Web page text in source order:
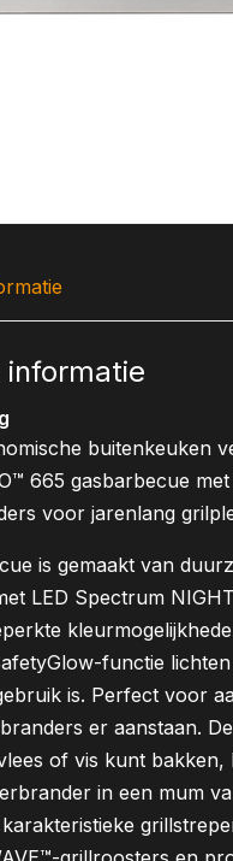
informatie
buitenkeuken
665 gasbarbecue
voor jarenlang
is gemaakt van
LED Spectrum
functie
is. Perfect voor
er aanstaan.
of vis kunt
in een mum